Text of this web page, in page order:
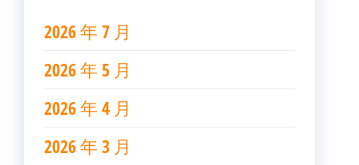
2026 年 7 月
2026 年 5 月
2026 年 4 月
2026 年 3 月